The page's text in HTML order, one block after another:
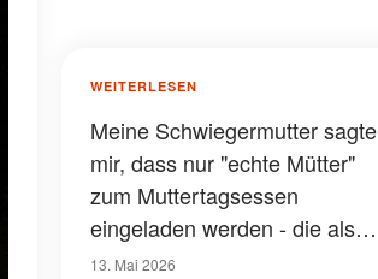
WEITERLESEN
Meine Schwiegermutter sagte
mir, dass nur "echte Mütter"
zum Muttertagsessen
eingeladen werden - die als
Geschenk verpackte
13. Mai 2026